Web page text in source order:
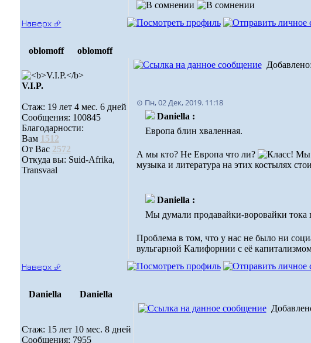
Наверх ⮵
oblomoff oblomoff
V.I.P.
Стаж: 19 лет 4 мес. 6 дней
Сообщения: 100845
Благодарности:
Вам 1512
От Вас 2572
Откуда вы: Suid-Afrika,
Transvaal
Добавлено:
⊙ Пн, 02 Дек, 2019. 11:18
Daniella :
Европа блин хваленная.
А мы кто? Не Европа что ли? Мы
музыка и литература на этих костылях
Daniella :
Мы думали продавайки-воровайки тока
Проблема в том, что у нас не было ни
вульгарной Калифорнии с её
Наверх ⮵
Daniella Daniella
Стаж: 15 лет 10 мес. 8 дней
Сообщения: 7955